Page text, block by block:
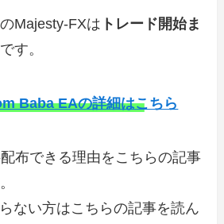
のMajesty-FXは トレード開始ま
です。
Baba EAの詳細はこちら
布できる理由をこちらの記事
ない方はこちらの記事を読ん